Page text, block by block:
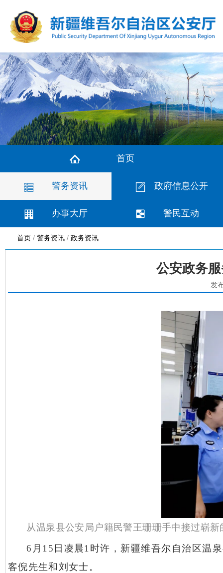
首页
警务资讯 政府信息公开
办事大厅 警民互动
首页 / 警务资讯 / 政务资讯
公安政务
发
从温泉县公安局户籍民警王珊珊手中接过崭
6月15日凌晨1时许，新疆维吾尔自治区温
客倪先生和刘女士。